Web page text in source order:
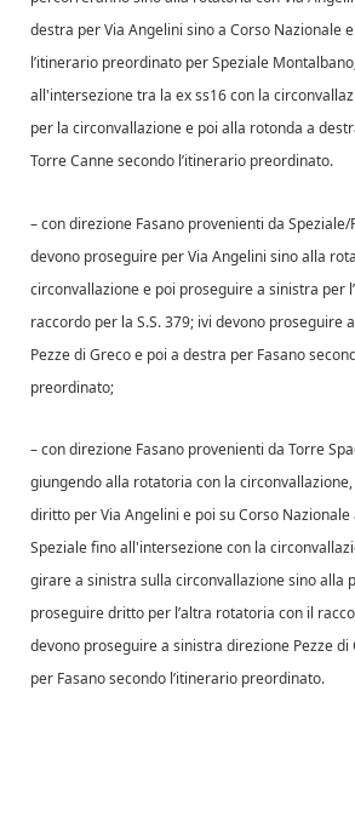
destra per Via Angelini sino a Corso Nazionale
l’itinerario preordinato per Speziale
all'intersezione tra la ex ss16 con la
per la circonvallazione e poi alla rotonda a
Torre Canne secondo l’itinerario preordinato.
– con direzione Fasano provenienti da Speziale/
devono proseguire per Via Angelini sino alla
circonvallazione e poi proseguire a sinistra per
raccordo per la S.S. 379; ivi devono proseguire
Pezze di Greco e poi a destra per Fasano
preordinato;
– con direzione Fasano provenienti da Torre
giungendo alla rotatoria con la
diritto per Via Angelini e poi su Corso
Speziale fino all'intersezione con la
girare a sinistra sulla circonvallazione sino alla
proseguire dritto per l’altra rotatoria con il
devono proseguire a sinistra direzione Pezze di
per Fasano secondo l’itinerario preordinato.